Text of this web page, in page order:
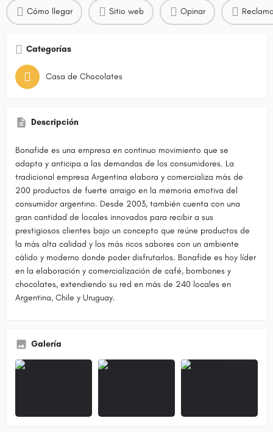
Cómo llegar Sitio web Opinar
Categorías
Casa de Chocolates
Descripción
Bonafide es una empresa en continuo movimiento que se
adapta y anticipa a las demandas de los consumidores. La
tradicional empresa Argentina elabora y comercializa más de
200 productos de fuerte arraigo en la memoria emotiva del
consumidor argentino. Desde 2003, también cuenta con una
gran cantidad de locales innovados para recibir a sus
prestigiosos clientes bajo un concepto que reúne productos de
la más alta calidad y los más ricos sabores con un ambiente
cálido y moderno donde poder disfrutarlos. Bonafide es hoy líder
en la elaboración y comercialización de café, bombones y
chocolates, extendiendo su red en más de 240 locales en
Argentina, Chile y Uruguay.
Galería